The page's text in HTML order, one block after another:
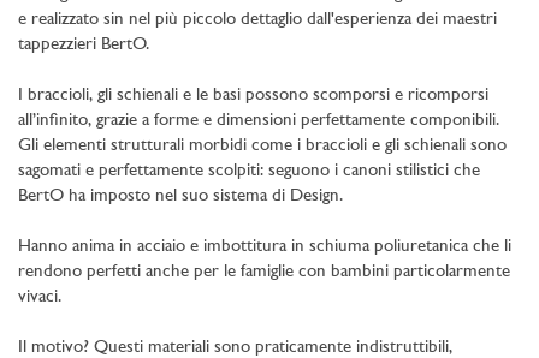
e realizzato sin nel più piccolo dettaglio dall'esperienza dei maestri
tappezzieri BertO.
I braccioli, gli schienali e le basi possono scomporsi e ricomporsi
all’infinito, grazie a forme e dimensioni perfettamente componibili.
Gli elementi strutturali morbidi come i braccioli e gli schienali sono
sagomati e perfettamente scolpiti: seguono i canoni stilistici che
BertO ha imposto nel suo sistema di Design.
Hanno anima in acciaio e imbottitura in schiuma poliuretanica che li
rendono perfetti anche per le famiglie con bambini particolarmente
vivaci.
Il motivo? Questi materiali sono praticamente indistruttibili,